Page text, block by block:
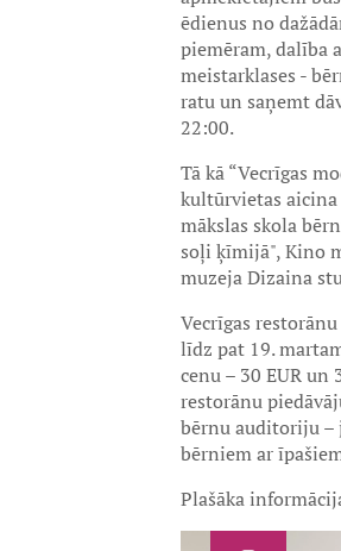
ēdienus no
piemēram, dalība
meistarklases -
ratu un saņemt
22:00.
Tā kā “Vecrīgas
kultūrvietas aicina
mākslas skola
soļi ķīmijā", Kino
muzeja Dizaina
Vecrīgas
līdz pat 19.
cenu – 30 EUR
restorānu
bērnu auditoriju –
bērniem ar
Plašāka